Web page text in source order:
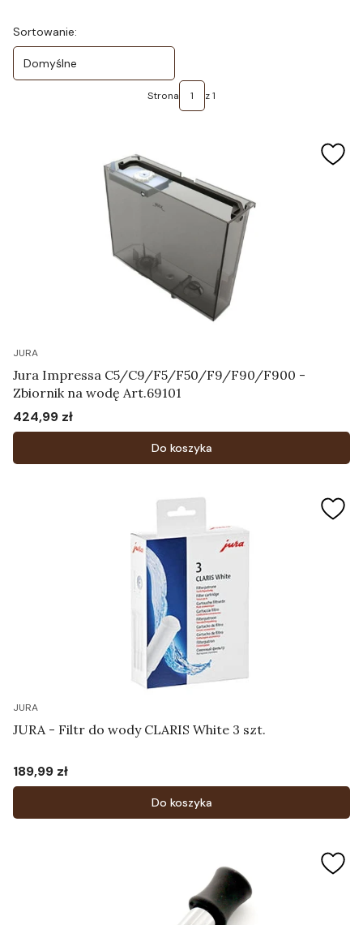
Lista produktów
Sortowanie:
Domyślne
Strona z 1
JURA
Jura Impressa C5/C9/F5/F50/F9/F90/F900 -
Zbiornik na wodę Art.69101
Cena
424,99 zł
Do koszyka
JURA
JURA - Filtr do wody CLARIS White 3 szt.
Cena
189,99 zł
Do koszyka